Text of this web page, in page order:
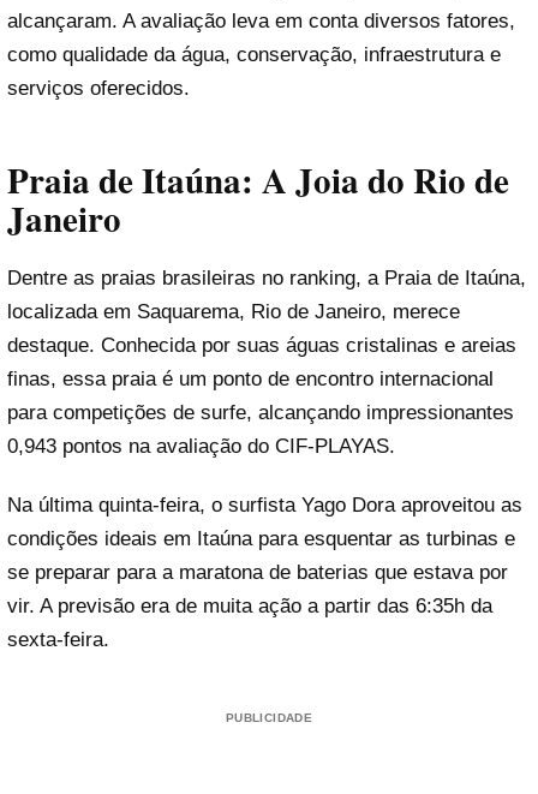
alcançaram. A avaliação leva em conta diversos fatores,
como qualidade da água, conservação, infraestrutura e
serviços oferecidos.
Praia de Itaúna: A Joia do Rio de
Janeiro
Dentre as praias brasileiras no ranking, a Praia de Itaúna,
localizada em Saquarema, Rio de Janeiro, merece
destaque. Conhecida por suas águas cristalinas e areias
finas, essa praia é um ponto de encontro internacional
para competições de surfe, alcançando impressionantes
0,943 pontos na avaliação do CIF-PLAYAS.
Na última quinta-feira, o surfista Yago Dora aproveitou as
condições ideais em Itaúna para esquentar as turbinas e
se preparar para a maratona de baterias que estava por
vir. A previsão era de muita ação a partir das 6:35h da
sexta-feira.
PUBLICIDADE